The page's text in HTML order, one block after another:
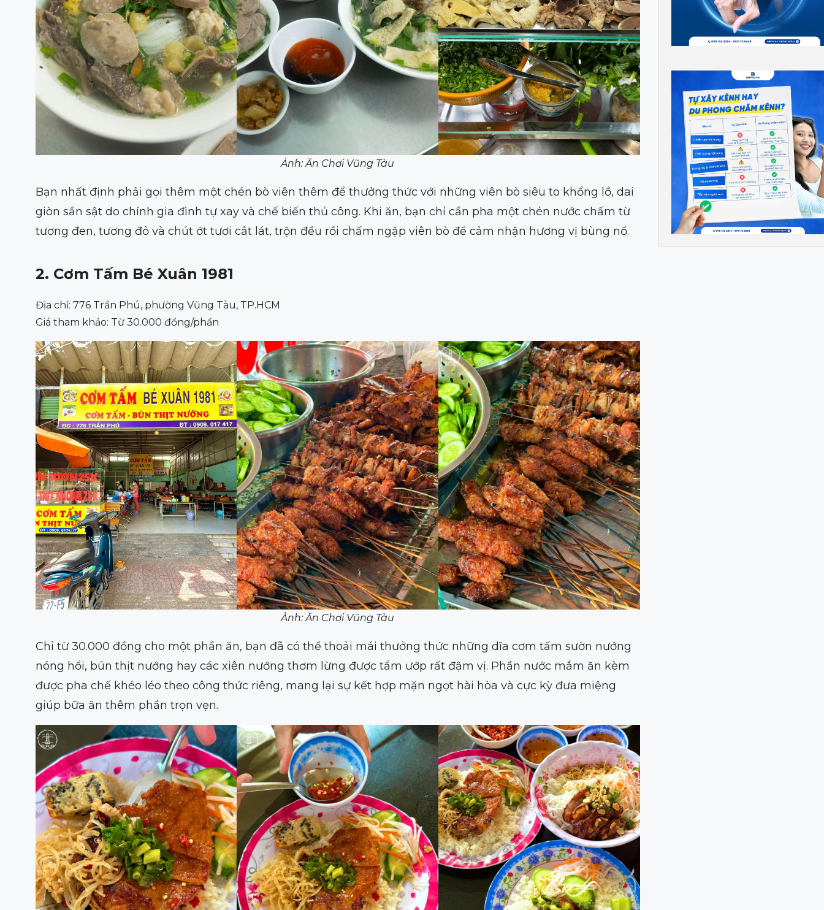
Ảnh: Ăn Chơi Vũng Tàu
Bạn nhất định phải gọi thêm một chén bò viên thêm để thưởng thức với những viên bò siêu to khổng lồ, dai
giòn sần sật do chính gia đình tự xay và chế biến thủ công. Khi ăn, bạn chỉ cần pha một chén nước chấm từ
tương đen, tương đỏ và chút ớt tươi cắt lát, trộn đều rồi chấm ngập viên bò để cảm nhận hương vị bùng nổ.
2. Cơm Tấm Bé Xuân 1981
Địa chỉ: 776 Trần Phú, phường Vũng Tàu, TP.HCM
Giá tham khảo: Từ 30.000 đồng/phần
Ảnh: Ăn Chơi Vũng Tàu
Chỉ từ 30.000 đồng cho một phần ăn, bạn đã có thể thoải mái thưởng thức những dĩa cơm tấm sườn nướng
nóng hổi, bún thịt nướng hay các xiên nướng thơm lừng được tẩm ướp rất đậm vị. Phần nước mắm ăn kèm
được pha chế khéo léo theo công thức riêng, mang lại sự kết hợp mặn ngọt hài hòa và cực kỳ đưa miệng
giúp bữa ăn thêm phần trọn vẹn.